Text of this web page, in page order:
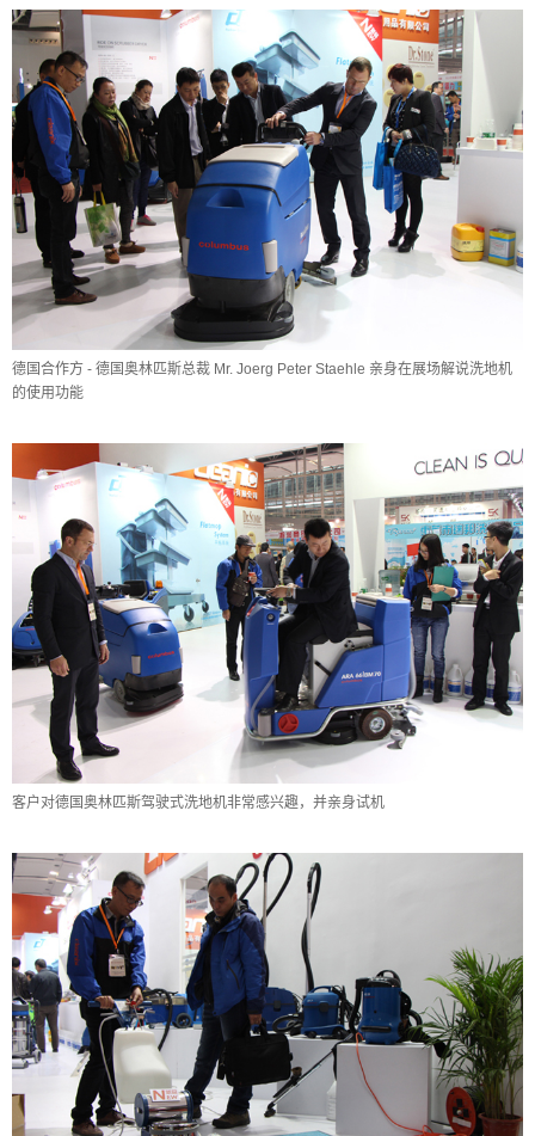
德国合作方 - 德国奥林匹斯总裁 Mr. Joerg Peter Staehle 亲身在展场解说洗地机
的使用功能
客户对德国奥林匹斯驾驶式洗地机非常感兴趣，并亲身试机